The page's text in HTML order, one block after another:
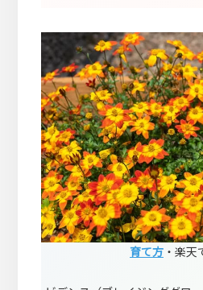
育て方 ・楽天